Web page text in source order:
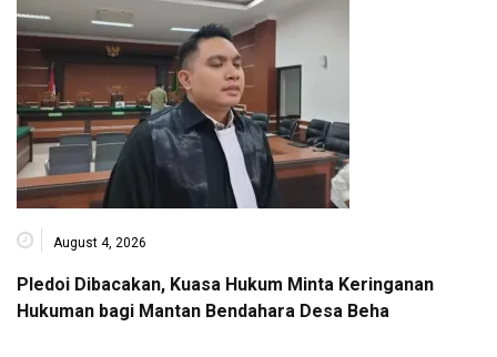
August 4, 2026
Pledoi Dibacakan, Kuasa Hukum Minta Keringanan
Hukuman bagi Mantan Bendahara Desa Beha